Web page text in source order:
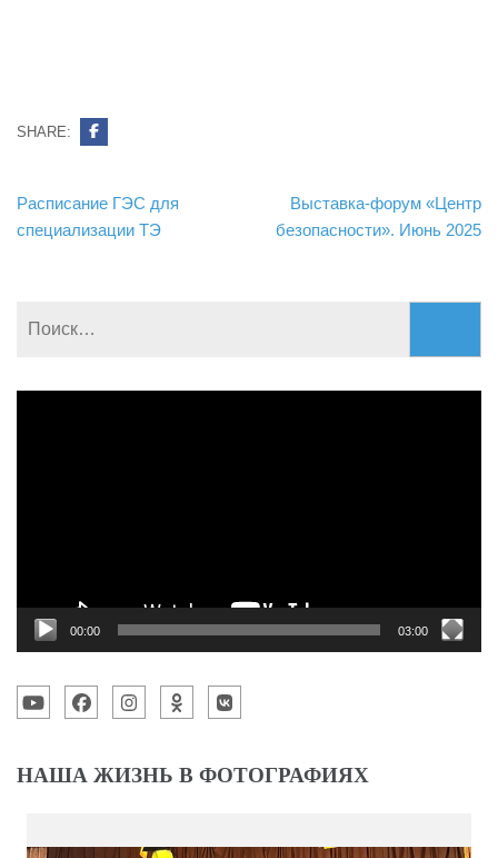
SHARE:
Навигация
по
Расписание ГЭС для
специализации ТЭ
Выставка-форум «Центр
безопасности». Июнь 2025
00:00 03:00
НАША ЖИЗНЬ В ФОТОГРАФИЯХ